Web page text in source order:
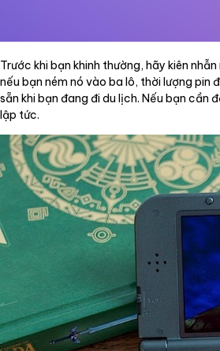
Trước khi bạn khinh thường, hãy kiên
nếu bạn ném nó vào ba lô, thời lượng
sẵn khi bạn đang đi du lịch. Nếu bạn
lập tức.